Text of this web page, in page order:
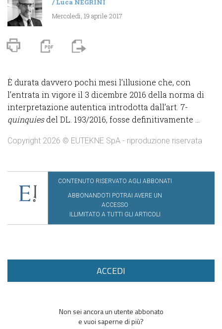
/Luca NEGRINI
Mercoledì, 19 aprile 2017
È durata davvero pochi mesi l’illusione che, con
l’entrata in vigore il 3 dicembre 2016 della norma di
interpretazione autentica introdotta dall’art. 7-
quinquiesdel DL. 193/2016, fosse definitivamente ...
Copyright 2026 © EUTEKNE SpA - riproduzione riservata
CONTENUTO RISERVATO AGLI ABBONATI
ABBONANDOTI POTRAI AVERE UN
ACCESSO
ILLIMITATO A TUTTI GLI ARTICOLI
ACCEDI
Non sei ancora un utente abbonato
e vuoi saperne di più?